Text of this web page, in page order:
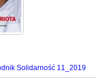
Solidarność 11_2019